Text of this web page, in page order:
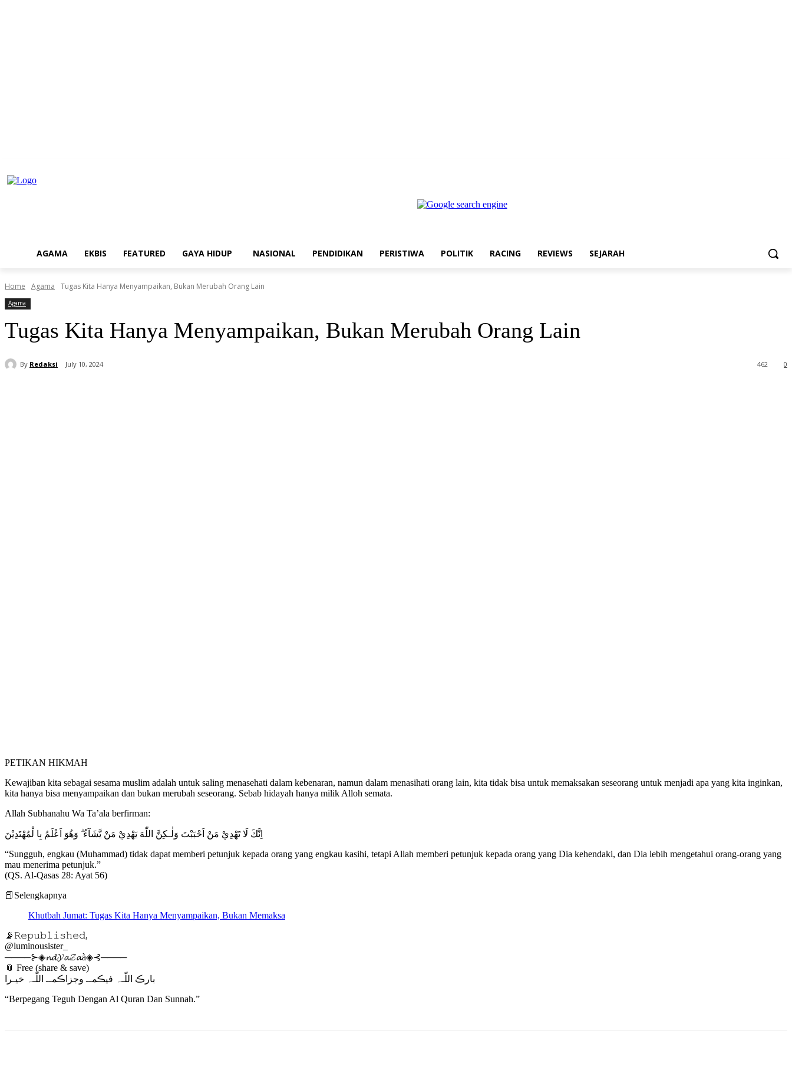
AGAMA EKBIS FEATURED GAYA HIDUP NASIONAL PENDIDIKAN PERISTIWA POLITIK RACING REVIEWS SEJARAH
Home Agama Tugas Kita Hanya Menyampaikan, Bukan Merubah Orang Lain
Agama
Tugas Kita Hanya Menyampaikan, Bukan Merubah Orang Lain
By Redaksi July 10, 2024 0
462
PETIKAN HIKMAH
Kewajiban kita sebagai sesama muslim adalah untuk saling menasehati dalam kebenaran, namun dalam menasihati orang lain, kita tidak bisa untuk memaksakan seseorang untuk menjadi apa yang kita inginkan,
kita hanya bisa menyampaikan dan bukan merubah seseorang. Sebab hidayah hanya milik Alloh semata.
Allah Subhanahu Wa Ta’ala berfirman:
اِنَّكَ لَا تَهْدِيْ مَنْ اَحْبَبْتَ وَلٰـكِنَّ اللّٰهَ يَهْدِيْ مَنْ يَّشَآءُ ۗ وَهُوَ اَعْلَمُ بِا لْمُهْتَدِيْنَ
“Sungguh, engkau (Muhammad) tidak dapat memberi petunjuk kepada orang yang engkau kasihi, tetapi Allah memberi petunjuk kepada orang yang Dia kehendaki, dan Dia lebih mengetahui orang-orang yang
mau menerima petunjuk.”
(QS. Al-Qasas 28: Ayat 56)
📕Selengkapnya
Khutbah Jumat: Tugas Kita Hanya Menyampaikan, Bukan Memaksa
📡𝚁𝚎𝚙𝚞𝚋𝚕𝚒𝚜𝚑𝚎𝚍,
@luminousister_
────⊱◈𝓷𝓭𝓨𝓪𝓩𝓪à◈⊰────
📎 Free (share & save)
بارڪ اللّـہ فيڪمــ وجزاڪمــ اللّـہ خيـرا
“Berpegang Teguh Dengan Al Quran Dan Sunnah.”